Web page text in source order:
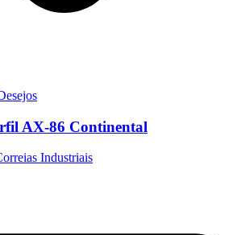
AX-86 Continental
Industriais